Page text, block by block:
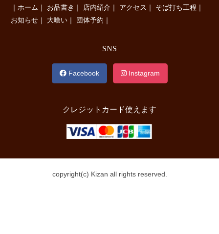
｜ ホーム ｜ お品書き ｜ 店内紹介 ｜ アクセス ｜ そば打ち工程 ｜
お知らせ ｜ 大喰い ｜ 団体予約 ｜
SNS
Facebook Instagram
クレジットカード使えます
copyright(c) Kizan all rights reserved.